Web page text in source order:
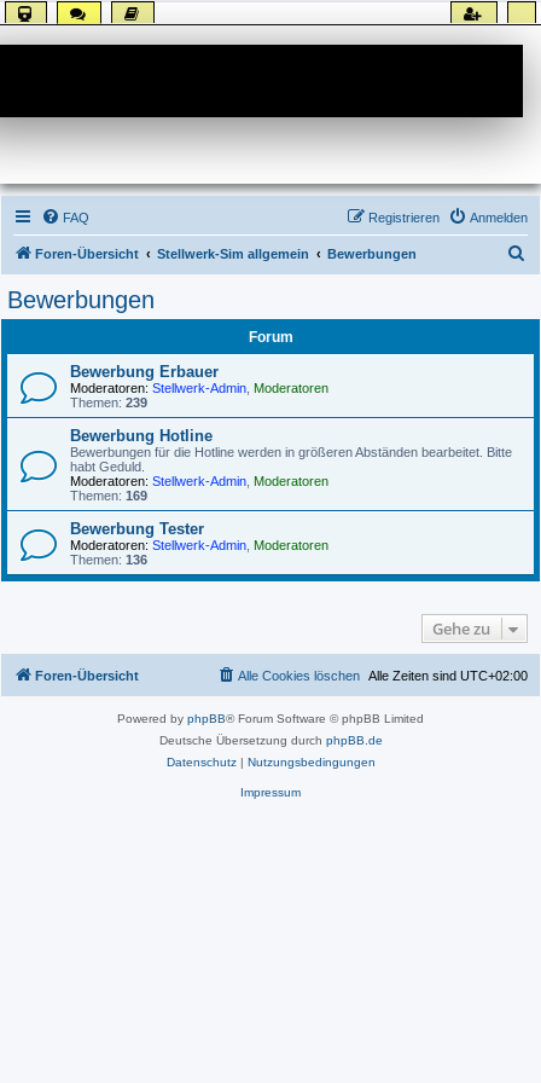
FAQ Anmelden
Registrieren
Foren-Übersicht Stellwerk-Sim allgemein Bewerbungen
Bewerbungen
Forum
Bewerbung Erbauer
Moderatoren: Stellwerk-Admin Moderatoren
Themen: 239
Bewerbung Hotline
Bewerbungen für die Hotline werden in größeren Abständen bearbeitet. Bitte
habt Geduld.
Moderatoren: Stellwerk-Admin Moderatoren
Themen: 169
Bewerbung Tester
Moderatoren: Stellwerk-Admin Moderatoren
Themen: 136
Gehe zu
Foren-Übersicht Alle Zeiten sind UTC+02:00
Alle Cookies löschen
Powered by phpBB® Forum Software © phpBB Limited
Deutsche Übersetzung durch phpBB.de
Datenschutz| Nutzungsbedingungen
Impressum